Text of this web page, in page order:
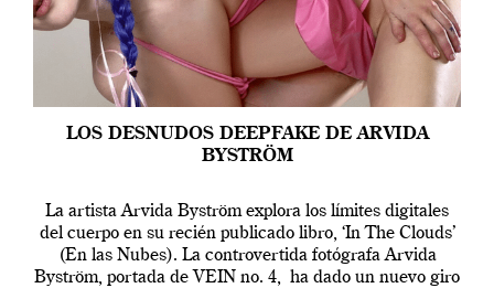
LOS DESNUDOS DEEPFAKE DE ARVIDA
BYSTRÖM
La artista Arvida Byström explora los límites digitales
del cuerpo en su recién publicado libro, ‘In The Clouds’
(En las Nubes). La controvertida fotógrafa Arvida
Byström, portada de VEIN no. 4, ha dado un nuevo giro